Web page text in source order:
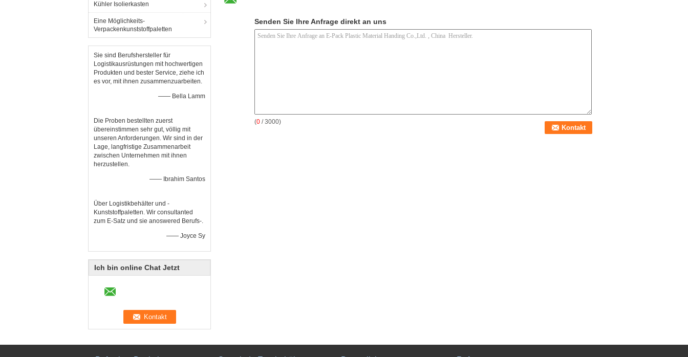
Kühler Isolierkasten
Eine Möglichkeits-
Verpackenkunststoffpaletten
Sie sind Berufshersteller für
Logistikausrüstungen mit hochwertigen
Produkten und bester Service, ziehe ich
es vor, mit ihnen zusammenzuarbeiten.
—— Bella Lamm
Die Proben bestellten zuerst
übereinstimmen sehr gut, völlig mit
unseren Anforderungen. Wir sind in der
Lage, langfristige Zusammenarbeit
zwischen Unternehmen mit ihnen
herzustellen.
—— Ibrahim Santos
Über Logistikbehälter und -
Kunststoffpaletten. Wir consultanted
zum E-Satz und sie anoswered Berufs-.
—— Joyce Sy
Ich bin online Chat Jetzt
Senden Sie Ihre Anfrage direkt an uns
(0 / 3000)